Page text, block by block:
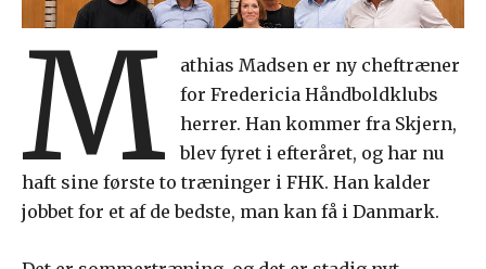
M
athias Madsen er ny cheftræner
for Fredericia Håndboldklubs
herrer. Han kommer fra Skjern,
blev fyret i efteråret, og har nu
haft sine første to træninger i FHK. Han kalder
jobbet for et af de bedste, man kan få i Danmark.